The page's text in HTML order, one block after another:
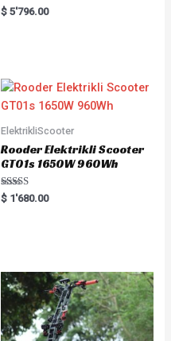
Rated
0
$ 5'796.00
ElektrikliScooter
Rooder Elektrikli Scooter
GT01s 1650W 960Wh
Rated
5.00
$ 1'680.00